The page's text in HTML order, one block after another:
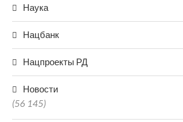
Наука
Нацбанк
Нацпроекты РД
Новости
(56 145)